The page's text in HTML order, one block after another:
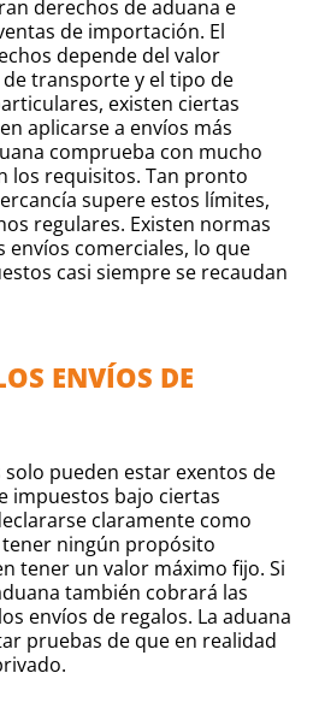
derechos de aduana e
de importación. El
depende del valor
transporte y el tipo de
existen ciertas
aplicarse a envíos más
comprueba con mucho
los requisitos. Tan pronto
supere estos límites,
regulares. Existen normas
envíos comerciales, lo que
casi siempre se recaudan
ENVÍOS DE
solo pueden estar exentos de
impuestos bajo ciertas
claramente como
ningún propósito
tener un valor máximo fijo. Si
también cobrará las
envíos de regalos. La aduana
pruebas de que en realidad